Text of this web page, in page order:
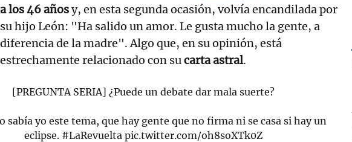
a los 46 añosy, en esta segunda ocasión, volvía encandilada por
su hijo León: "Ha salido un amor. Le gusta mucho la gente, a
diferencia de la madre". Algo que, en su opinión, está
estrechamente relacionado con sucarta astral.
[PREGUNTA SERIA] ¿Puede un debate dar mala suerte?
sabía yo este tema, que hay gente que no firma ni se casa si hay un
eclipse. #LaRevuelta pic.twitter.com/oh8soXTk0Z